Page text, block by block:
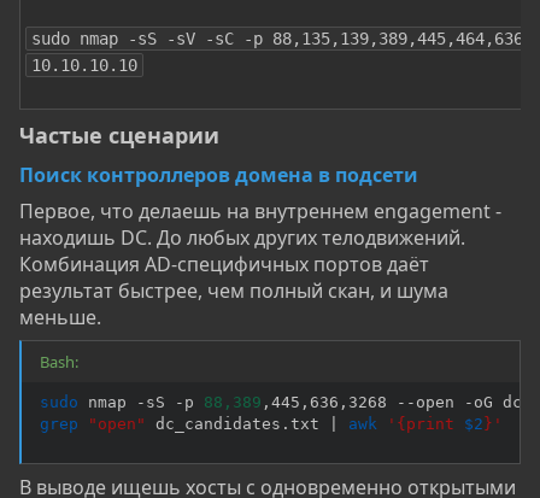
sudo nmap -sS -sV -sC -p
10.10.10.10
Частые сценарии​
Поиск контроллеров домена в подсети
Первое, что делаешь на внутреннем engagement -
находишь DC. До любых других телодвижений.
Комбинация AD-специфичных портов даёт
результат быстрее, чем полный скан, и шума
меньше.
Bash:
sudo nmap -sS -p 88,389 ,445,636,3268 --open -oG
grep
"open" dc_candidates.txt awk '{print $2 }'
В выводе ищешь хосты с одновременно открытыми